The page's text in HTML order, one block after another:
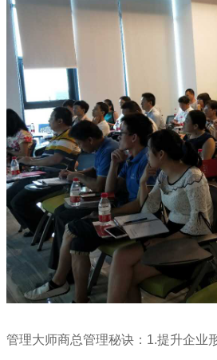
管理大师商总管理秘诀：1.提升企业